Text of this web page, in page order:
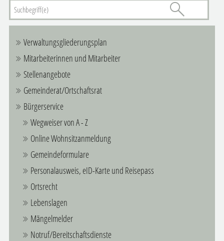
Verwaltungsgliederungsplan
Mitarbeiterinnen und Mitarbeiter
Stellenangebote
Gemeinderat/Ortschaftsrat
Bürgerservice
Wegweiser von A - Z
Online Wohnsitzanmeldung
Gemeindeformulare
Personalausweis, eID-Karte und Reisepass
Ortsrecht
Lebenslagen
Mängelmelder
Notruf/Bereitschaftsdienste